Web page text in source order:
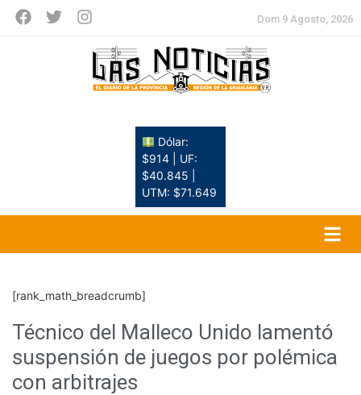
Dom 9 Agosto, 2026
Dólar:
$914 | UF:
$40.845 |
UTM: $71.649
[rank_math_breadcrumb]
Técnico del Malleco Unido lamentó
suspensión de juegos por polémica
con arbitrajes